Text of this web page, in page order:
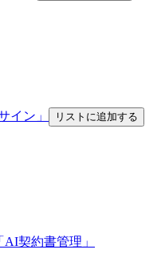
イン」 リストに追加する
AI契約書管理」